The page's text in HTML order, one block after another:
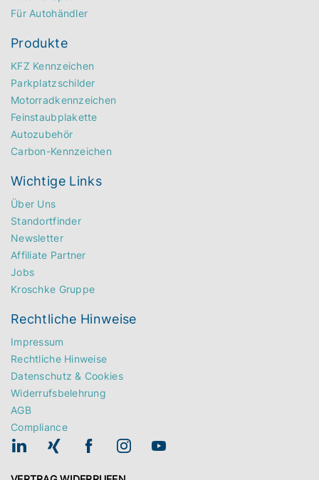
Für Autohändler
Produkte
KFZ Kennzeichen
Parkplatzschilder
Motorradkennzeichen
Feinstaubplakette
Autozubehör
Carbon-Kennzeichen
Wichtige Links
Über Uns
Standortfinder
Newsletter
Affiliate Partner
Jobs
Kroschke Gruppe
Rechtliche Hinweise
Impressum
Rechtliche Hinweise
Datenschutz & Cookies
Widerrufsbelehrung
AGB
Compliance